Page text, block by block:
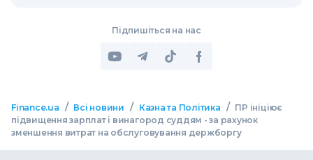
Підпишіться на нас
Finance.ua / Всі новини / Казна та Політика / ПР ініціює
підвищення зарплат і винагород суддям - за рахунок
зменшення витрат на обслуговування держборгу